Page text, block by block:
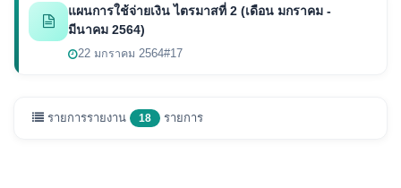
แผนการใช้จ่ายเงิน ไตรมาสที่ 2 (เดือน มกราคม -
มีนาคม 2564)
22 มกราคม 2564#17
รายการรายงาน 18 รายการ